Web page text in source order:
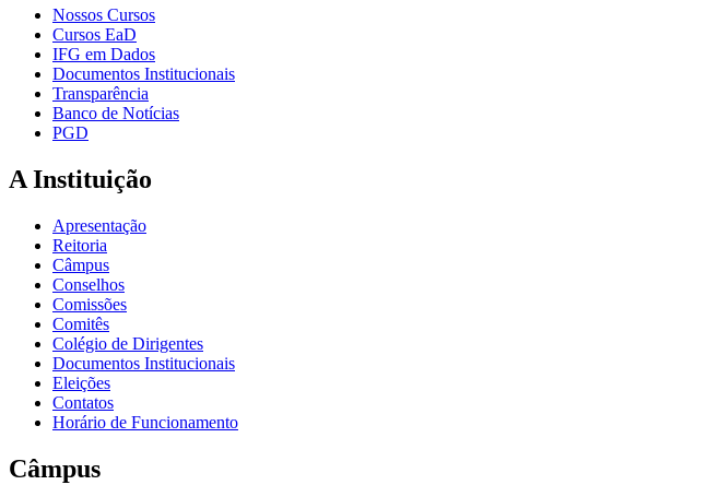
Nossos Cursos
Cursos EaD
IFG em Dados
Documentos Institucionais
Transparência
Banco de Notícias
PGD
A Instituição
Apresentação
Reitoria
Câmpus
Conselhos
Comissões
Comitês
Colégio de Dirigentes
Documentos Institucionais
Eleições
Contatos
Horário de Funcionamento
Câmpus